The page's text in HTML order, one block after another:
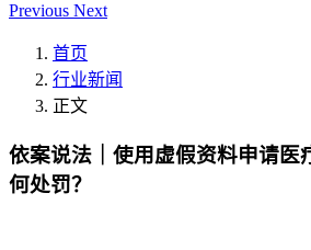
Previous Next
首页
行业新闻
正文
依案说法｜使用虚假资料申请医
何处罚？